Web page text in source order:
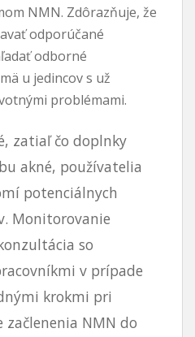
NMN. Zdôrazňuje, že
odporúčané
odborné
u jedincov s už
problémami.
zatiaľ čo doplnky
akné, používatelia
potenciálnych
Monitorovanie
so
v prípade
krokmi pri
začlenenia NMN do